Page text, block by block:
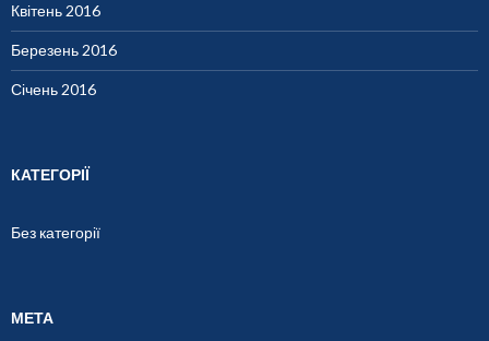
Квітень 2016
Березень 2016
Січень 2016
КАТЕГОРІЇ
Без категорії
МЕТА